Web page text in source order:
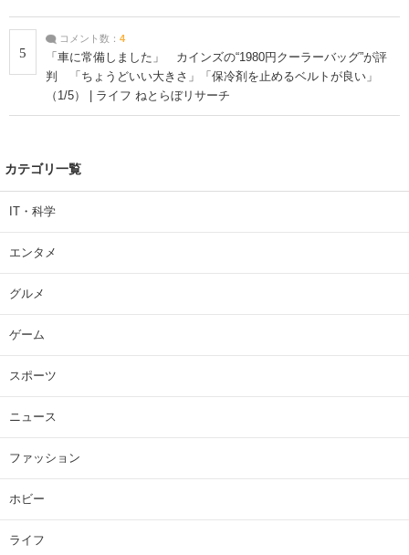
5
コメント数： 4
「車に常備しました」 カインズの“1980円クーラーバッグ”が評
判 「ちょうどいい大きさ」「保冷剤を止めるベルトが良い」
（1/5） | ライフ ねとらぼリサーチ
カテゴリ一覧
IT・科学
エンタメ
グルメ
ゲーム
スポーツ
ニュース
ファッション
ホビー
ライフ